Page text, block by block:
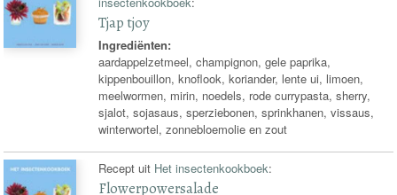
Tjap tjoy
Ingrediënten:
aardappelzetmeel, champignon, gele paprika,
kippenbouillon, knoflook, koriander, lente ui, limoen,
meelwormen, mirin, noedels, rode currypasta, sherry,
sjalot, sojasaus, sperziebonen, sprinkhanen, vissaus,
winterwortel, zonnebloemolie en zout
Recept uit Het insectenkookboek:
Flowerpowersalade